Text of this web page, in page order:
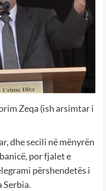
Zeqa (ish arsimtar i
dhe secili në mënyrën
por fjalet e
përshendetës i